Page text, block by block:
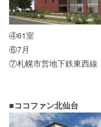
④61室
⑥7月
⑦札幌市営地下鉄東西線
■ココファン北仙台